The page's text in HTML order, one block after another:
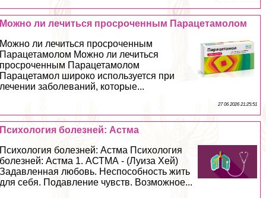
Можно ли лечиться просроченным Парацетамолом
Можно ли лечиться просроченным
Парацетамолом Можно ли лечиться
просроченным Парацетамолом
Парацетамол широко используется при
лечении заболеваний, которые...
27 06 2026 21:25:51
Психология болезней: Астма
Психология болезней: Астма Психология
болезней: Астма 1. АСТМА - (Луиза Хей)
Задавленная любовь. Неспособность жить
для себя. Подавление чувств. Возможное...